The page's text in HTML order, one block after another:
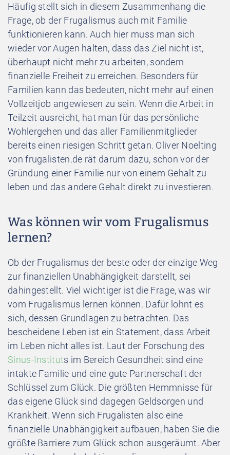
Häufig stellt sich in diesem Zusammenhang die
Frage, ob der Frugalismus auch mit Familie
funktionieren kann. Auch hier muss man sich
wieder vor Augen halten, dass das Ziel nicht ist,
überhaupt nicht mehr zu arbeiten, sondern
finanzielle Freiheit zu erreichen. Besonders für
Familien kann das bedeuten, nicht mehr auf einen
Vollzeitjob angewiesen zu sein. Wenn die Arbeit in
Teilzeit ausreicht, hat man für das persönliche
Wohlergehen und das aller Familienmitglieder
bereits einen riesigen Schritt getan. Oliver Noelting
von frugalisten.de rät darum dazu, schon vor der
Gründung einer Familie nur von einem Gehalt zu
leben und das andere Gehalt direkt zu investieren.
Was können wir vom Frugalismus
lernen?
Ob der Frugalismus der beste oder der einzige Weg
zur finanziellen Unabhängigkeit darstellt, sei
dahingestellt. Viel wichtiger ist die Frage, was wir
vom Frugalismus lernen können. Dafür lohnt es
sich, dessen Grundlagen zu betrachten. Das
bescheidene Leben ist ein Statement, dass Arbeit
im Leben nicht alles ist. Laut der Forschung des
Sinus-Instituts im Bereich Gesundheit sind eine
intakte Familie und eine gute Partnerschaft der
Schlüssel zum Glück. Die größten Hemmnisse für
das eigene Glück sind dagegen Geldsorgen und
Krankheit. Wenn sich Frugalisten also eine
finanzielle Unabhängigkeit aufbauen, haben Sie die
größte Barriere zum Glück schon ausgeräumt. Aber